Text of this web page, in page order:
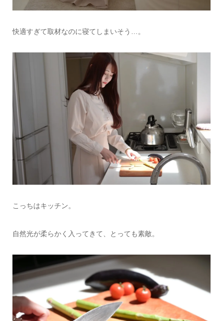
快適すぎて取材なのに寝てしまいそう…。
こっちはキッチン。
自然光が柔らかく入ってきて、とっても素敵。